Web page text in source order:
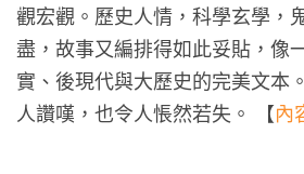
觀宏觀。歷史人情，科學玄學，
盡，故事又編排得如此妥貼，像
實、後現代與大歷史的完美文本
人讚嘆，也令人悵然若失。 【內